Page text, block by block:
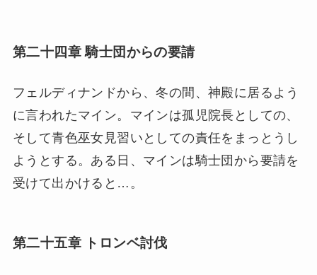
第二十四章 騎士団からの要請
フェルディナンドから、冬の間、神殿に居るよう
に言われたマイン。マインは孤児院長としての、
そして青色巫女見習いとしての責任をまっとうし
ようとする。ある日、マインは騎士団から要請を
受けて出かけると…。
第二十五章 トロンベ討伐